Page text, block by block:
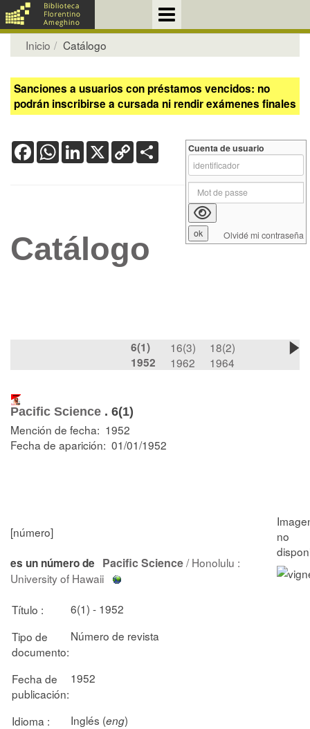
Inicio Catálogo
Sanciones a usuarios con préstamos vencidos: no
podrán inscribirse a cursada ni rendir exámenes finales
FacebookWhatsApp
LinkedIn
X Copy
Link
Catálogo
6(1)
1952
16(3)
1962
18(2)
1964
Pacific Science . 6(1)
Mención de fecha: 1952
Fecha de aparición: 01/01/1952
[número]
es un número de Pacific Science/ Honolulu :
University of Hawaii
Título :
6(1) - 1952
Tipo de
documento:
Número de revista
Fecha de
publicación:
1952
Idioma : Inglés (eng)
Cuenta de usuario
Olvidé mi contraseña